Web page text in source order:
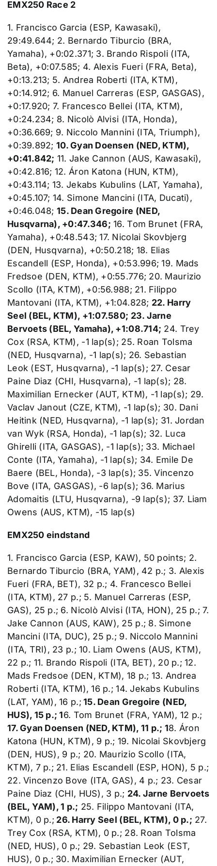
EMX250 Race 2
1. Francisco Garcia (ESP, Kawasaki),
29:49.644; 2. Bernardo Tiburcio (BRA,
Yamaha), +0:02.371; 3. Brando Rispoli (ITA,
Beta), +0:07.585; 4. Alexis Fueri (FRA, Beta),
+0:13.213; 5. Andrea Roberti (ITA, KTM),
+0:14.912; 6. Manuel Carreras (ESP, GASGAS),
+0:17.920; 7. Francesco Bellei (ITA, KTM),
+0:24.234; 8. Nicolò Alvisi (ITA, Honda),
+0:36.669; 9. Niccolo Mannini (ITA, Triumph),
+0:39.892; 10. Gyan Doensen (NED, KTM),
+0:41.842; 11. Jake Cannon (AUS, Kawasaki),
+0:42.816; 12. Áron Katona (HUN, KTM),
+0:43.114; 13. Jekabs Kubulins (LAT, Yamaha),
+0:45.107; 14. Simone Mancini (ITA, Ducati),
+0:46.048; 15. Dean Gregoire (NED,
Husqvarna), +0:47.346; 16. Tom Brunet (FRA,
Yamaha), +0:48.543; 17. Nicolai Skovbjerg
(DEN, Husqvarna), +0:50.218; 18. Elias
Escandell (ESP, Honda), +0:53.996; 19. Mads
Fredsoe (DEN, KTM), +0:55.776; 20. Maurizio
Scollo (ITA, KTM), +0:56.988; 21. Filippo
Mantovani (ITA, KTM), +1:04.828; 22. Harry
Seel (BEL, KTM), +1:07.580; 23. Jarne
Bervoets (BEL, Yamaha), +1:08.714; 24. Trey
Cox (RSA, KTM), -1 lap(s); 25. Roan Tolsma
(NED, Husqvarna), -1 lap(s); 26. Sebastian
Leok (EST, Husqvarna), -1 lap(s); 27. Cesar
Paine Diaz (CHI, Husqvarna), -1 lap(s); 28.
Maximilian Ernecker (AUT, KTM), -1 lap(s); 29.
Vaclav Janout (CZE, KTM), -1 lap(s); 30. Dani
Heitink (NED, Husqvarna), -1 lap(s); 31. Jordan
van Wyk (RSA, Honda), -1 lap(s); 32. Luca
Ghirelli (ITA, GASGAS), -1 lap(s); 33. Michael
Conte (ITA, Yamaha), -1 lap(s); 34. Emile De
Baere (BEL, Honda), -3 lap(s); 35. Vincenzo
Bove (ITA, GASGAS), -6 lap(s); 36. Marius
Adomaitis (LTU, Husqvarna), -9 lap(s); 37. Liam
Owens (AUS, KTM), -15 lap(s)
EMX250 eindstand
1. Francisco Garcia (ESP, KAW), 50 points; 2.
Bernardo Tiburcio (BRA, YAM), 42 p.; 3. Alexis
Fueri (FRA, BET), 32 p.; 4. Francesco Bellei
(ITA, KTM), 27 p.; 5. Manuel Carreras (ESP,
GAS), 25 p.; 6. Nicolò Alvisi (ITA, HON), 25 p.; 7.
Jake Cannon (AUS, KAW), 25 p.; 8. Simone
Mancini (ITA, DUC), 25 p.; 9. Niccolo Mannini
(ITA, TRI), 23 p.; 10. Liam Owens (AUS, KTM),
22 p.; 11. Brando Rispoli (ITA, BET), 20 p.; 12.
Mads Fredsoe (DEN, KTM), 18 p.; 13. Andrea
Roberti (ITA, KTM), 16 p.; 14. Jekabs Kubulins
(LAT, YAM), 16 p.; 15. Dean Gregoire (NED,
HUS), 15 p.; 16. Tom Brunet (FRA, YAM), 12 p.;
17. Gyan Doensen (NED, KTM), 11 p.; 18. Áron
Katona (HUN, KTM), 9 p.; 19. Nicolai Skovbjerg
(DEN, HUS), 9 p.; 20. Maurizio Scollo (ITA,
KTM), 7 p.; 21. Elias Escandell (ESP, HON), 5 p.;
22. Vincenzo Bove (ITA, GAS), 4 p.; 23. Cesar
Paine Diaz (CHI, HUS), 3 p.; 24. Jarne Bervoets
(BEL, YAM), 1 p.; 25. Filippo Mantovani (ITA,
KTM), 0 p.; 26. Harry Seel (BEL, KTM), 0 p.; 27.
Trey Cox (RSA, KTM), 0 p.; 28. Roan Tolsma
(NED, HUS), 0 p.; 29. Sebastian Leok (EST,
HUS), 0 p.; 30. Maximilian Ernecker (AUT,